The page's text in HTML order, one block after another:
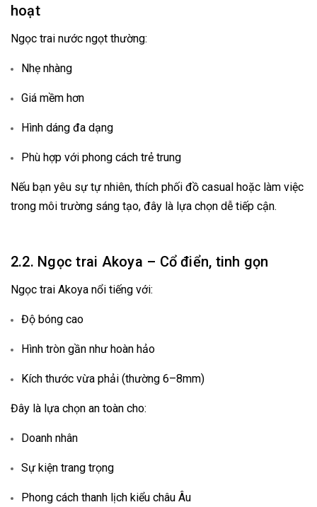
hoạt
Ngọc trai nước ngọt thường:
Nhẹ nhàng
Giá mềm hơn
Hình dáng đa dạng
Phù hợp với phong cách trẻ trung
Nếu bạn yêu sự tự nhiên, thích phối đồ casual hoặc làm việc
trong môi trường sáng tạo, đây là lựa chọn dễ tiếp cận.
2.2. Ngọc trai Akoya – Cổ điển, tinh gọn
Ngọc trai Akoya nổi tiếng với:
Độ bóng cao
Hình tròn gần như hoàn hảo
Kích thước vừa phải (thường 6–8mm)
Đây là lựa chọn an toàn cho:
Doanh nhân
Sự kiện trang trọng
Phong cách thanh lịch kiểu châu Âu